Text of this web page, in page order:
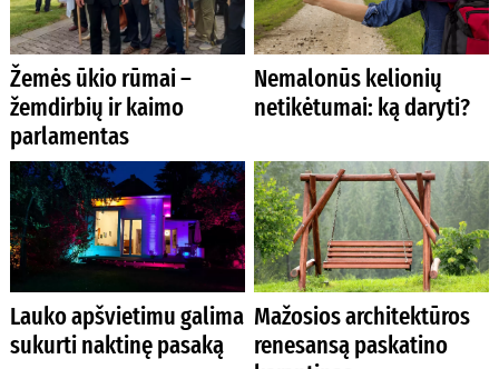
Žemės ūkio rūmai –
žemdirbių ir kaimo
parlamentas
Nemalonūs kelionių
netikėtumai: ką daryti?
Lauko apšvietimu galima
sukurti naktinę pasaką
Mažosios architektūros
renesansą paskatino